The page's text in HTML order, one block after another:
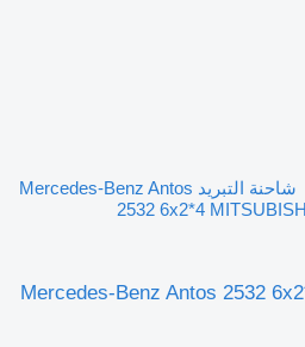
شاحنة التبريد Mercedes-Benz Antos
2532 6x2*4
Mercedes-Benz Antos 2532